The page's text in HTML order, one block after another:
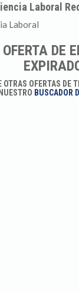
Laboral
Laboral
DE
OTRAS OFERTAS DE
BUSCADOR